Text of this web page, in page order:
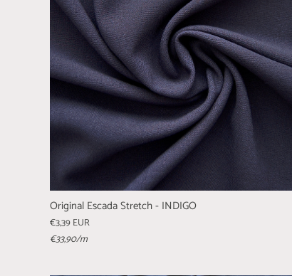
Original Escada Stretch - INDIGO
€3,39 EUR
€33,90/m